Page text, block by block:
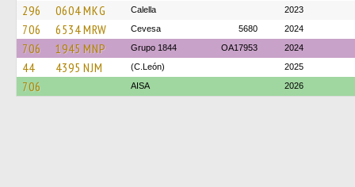
296 0604 MKG Calella 2023
706 6534 MRW Cevesa 5680 2024
706 1945 MNP Grupo 1844 OA17953 2024
44 4395 NJM (C.León) 2025
706 AISA 2026